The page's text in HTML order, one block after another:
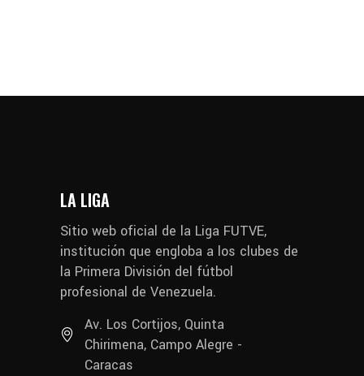
LA LIGA
Sitio web oficial de la Liga FUTVE,
institución que engloba a los clubes de
la Primera División del fútbol
profesional de Venezuela.
Av. Los Cortijos, Quinta
Chirimena, Campo Alegre -
Caracas